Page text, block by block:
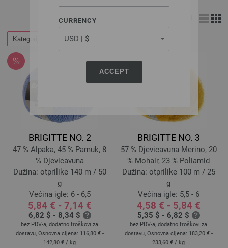
of America
CURRENCY
ACCEPT
Kategorije Filtrirati
BRIGITTE NO. 2
47 % Alpaka, 45 % Pamuk, 8
% Djevicavuna
Dužina: otprilike 140 m / 50
g
Većina igle: 6 - 6,5
5,84 € - 7,14 €
6,82 $ - 8,34 $
bez PDV-a, dodatno troškovi za
dostavu, Osnovna cijena: 116,80 € -
142,80 € / kg
BRIGITTE NO. 3
57 % Djevicavuna Merino, 20
% Mohair, 23 % Poliamid
Dužina: otprilike 100 m / 25
g
Većina igle: 5,5 - 6
4,58 € - 5,84 €
5,35 $ - 6,82 $
bez PDV-a, dodatno troškovi za
dostavu, Osnovna cijena: 183,20 € -
233,60 € / kg